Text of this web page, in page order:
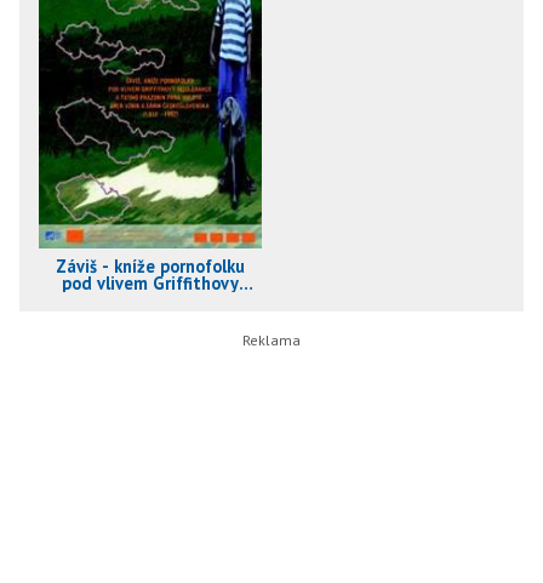
Záviš - kníže pornofolku
pod vlivem Griffithovy